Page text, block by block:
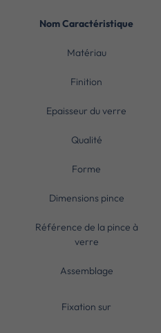
Nom Caractéristique
Matériau
Finition
Epaisseur du verre
Qualité
Forme
Dimensions pince
Référence de la pince à
verre
Assemblage
Fixation sur